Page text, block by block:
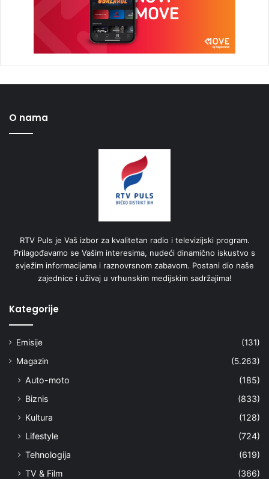
O nama
RTV Puls je Vaš izbor za kvalitetan radio i televizijski program.
Prilagođavamo se Vašim interesima, nudeći dinamično iskustvo s
svježim informacijama i raznovrsnom zabavom. Postani dio naše
zajednice i uživaj u vrhunskim medijskim sadržajima!
Kategorije
Emisije
(131)
Magazin
(5.263)
Auto-moto
(185)
Biznis
(833)
Kultura
(128)
Lifestyle
(724)
Tehnologija
(619)
TV & Film
(366)